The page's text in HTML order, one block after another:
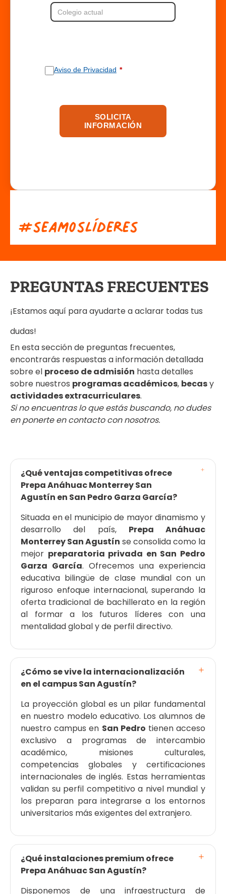
#seamosLíderes
Aviso de Privacidad
SOLICITA
INFORMACIÓN
PREGUNTAS FRECUENTES
¡Estamos aquí para ayudarte a aclarar todas tus
dudas!
En esta sección de preguntas frecuentes,
encontrarás respuestas a información detallada
sobre el proceso de admisión hasta detalles
sobre nuestros programas académicos, becasy
actividades extracurriculares.
Si no encuentras lo que estás buscando, no dudes
en ponerte en contacto con nosotros.
¿Qué ventajas competitivas ofrece
Prepa Anáhuac Monterrey San
Agustín en San Pedro Garza García?
Situada en el municipio de mayor dinamismo y
desarrollo del país, Prepa Anáhuac
Monterrey San Agustín se consolida como la
mejor preparatoria privada en San Pedro
Garza García. Ofrecemos una experiencia
educativa bilingüe de clase mundial con un
riguroso enfoque internacional, superando la
oferta tradicional de bachillerato en la región
al formar a los futuros líderes con una
mentalidad global y de perfil directivo.
¿Cómo se vive la internacionalización
en el campus San Agustín?
La proyección global es un pilar fundamental
en nuestro modelo educativo. Los alumnos de
nuestro campus en San Pedro tienen acceso
exclusivo a programas de intercambio
académico, misiones culturales,
competencias globales y certificaciones
internacionales de inglés. Estas herramientas
validan su perfil competitivo a nivel mundial y
los preparan para integrarse a los entornos
universitarios más exigentes del extranjero.
¿Qué instalaciones premium ofrece
Prepa Anáhuac San Agustín?
Disponemos de una infraestructura de